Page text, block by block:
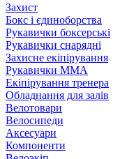
Захист
Бокс і єдиноборства
Рукавички боксерські
Рукавички снарядні
Захисне екіпірування
Рукавички ММА
Екіпірування тренера
Обладнання для залів
Велотовари
Велосипеди
Аксесуари
Компоненти